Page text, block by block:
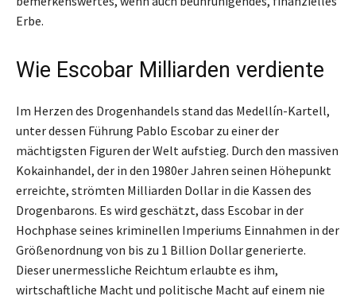
Erbe.
Wie Escobar Milliarden verdiente
Im Herzen des Drogenhandels stand das Medellín-Kartell,
unter dessen Führung Pablo Escobar zu einer der
mächtigsten Figuren der Welt aufstieg. Durch den massiven
Kokainhandel, der in den 1980er Jahren seinen Höhepunkt
erreichte, strömten Milliarden Dollar in die Kassen des
Drogenbarons. Es wird geschätzt, dass Escobar in der
Hochphase seines kriminellen Imperiums Einnahmen in der
Größenordnung von bis zu 1 Billion Dollar generierte.
Dieser unermessliche Reichtum erlaubte es ihm,
wirtschaftliche Macht und politische Macht auf einem nie